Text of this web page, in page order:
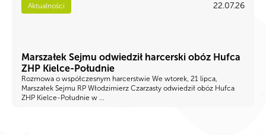
Aktualności 22.07.26
Marszałek Sejmu odwiedził harcerski obóz Hufca
ZHP Kielce-Południe
Rozmowa o współczesnym harcerstwie We wtorek, 21 lipca,
Marszałek Sejmu RP Włodzimierz Czarzasty odwiedził obóz Hufca
ZHP Kielce-Południe w ...